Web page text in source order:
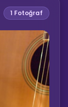
1 Fotoğraf